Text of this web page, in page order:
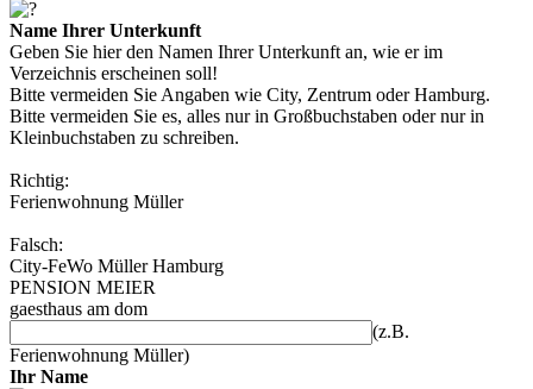
Name Ihrer Unterkunft
Geben Sie hier den Namen Ihrer Unterkunft an, wie er im
Verzeichnis erscheinen soll!
Bitte vermeiden Sie Angaben wie City, Zentrum oder Hamburg.
Bitte vermeiden Sie es, alles nur in Großbuchstaben oder nur in
Kleinbuchstaben zu schreiben.
Richtig:
Ferienwohnung Müller
Falsch:
City-FeWo Müller Hamburg
PENSION MEIER
gaesthaus am dom
(z.B.
Ferienwohnung Müller)
Ihr Name